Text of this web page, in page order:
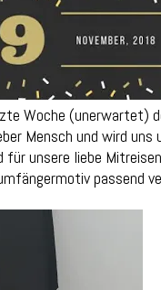
Woche (unerwartet)
Mensch und wird uns
unsere liebe
passend